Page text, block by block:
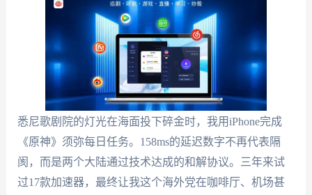
悉尼歌剧院的灯光在海面投下碎金时，我用iPhone完成
《原神》须弥每日任务。158ms的延迟数字不再代表隔
阂，而是两个大陆通过技术达成的和解协议。三年来试
过17款加速器，最终让我这个海外党在咖啡厅、机场甚